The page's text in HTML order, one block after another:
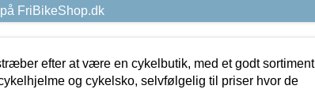
FriBikeShop.dk
efter at være en cykelbutik, med et godt sortiment
og cykelsko, selvfølgelig til priser hvor de